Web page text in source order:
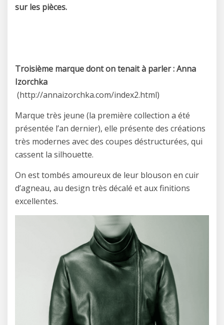
sur les pièces.
Troisième marque dont on tenait à parler : Anna
Izorchka
(http://annaizorchka.com/index2.html)
Marque très jeune (la première collection a été
présentée l’an dernier), elle présente des créations
très modernes avec des coupes déstructurées, qui
cassent la silhouette.
On est tombés amoureux de leur blouson en cuir
d’agneau, au design très décalé et aux finitions
excellentes.